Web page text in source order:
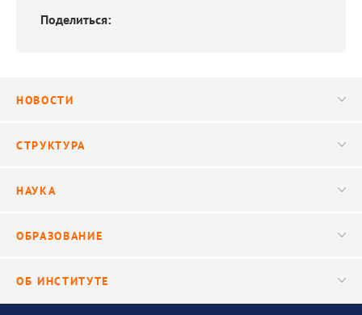
Поделиться:
НОВОСТИ
Видео
СТРУКТУРА
Научные подразделения
НАУКА
Исследования
ОБРАЗОВАНИЕ
ОБ ИНСТИТУТЕ